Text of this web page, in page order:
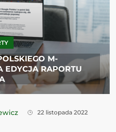
M-
EDYCJA RAPORTU
22 listopada 2022